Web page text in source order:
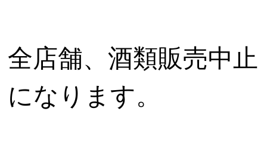
全店舗、酒類販売中止
になります。